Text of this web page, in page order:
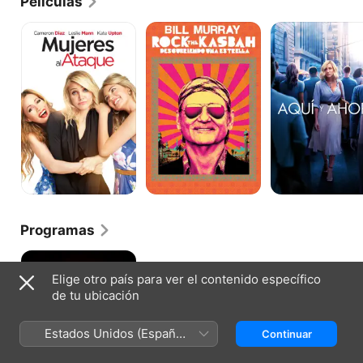
Mujeres
Ataque!
Descubriendo
Una
Estrella
Aquí
y
Ahora
Programas
Chicago
llamas Elige otro país para ver el contenido específico
de tu ubicación
Estados Unidos (Español
México)
Continuar